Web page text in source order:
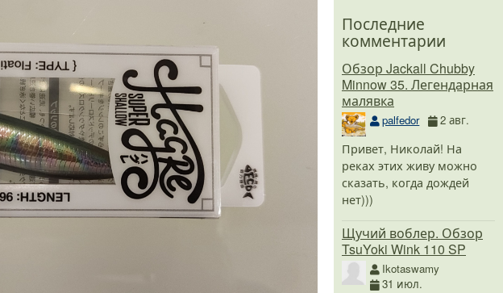
Последние
комментарии
Обзор Jackall Chubby
Minnow 35. Легендарная
малявка
palfedor 2 авг.
Привет, Николай! На
реках этих живу можно
сказать, когда дождей
нет)))
Щучий воблер. Обзор
TsuYoki Wink 110 SP
Ikotaswamy
31 июл.